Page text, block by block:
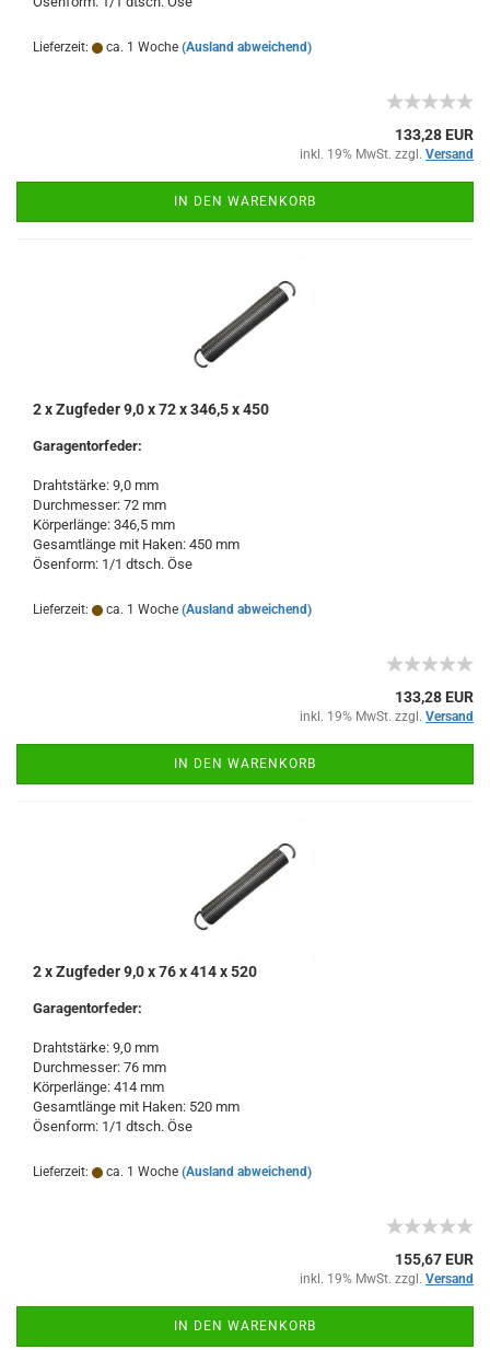
Lieferzeit: ca. 1 Woche (Ausland abweichend)
133,28 EUR
inkl. 19% MwSt. zzgl. Versand
IN DEN WARENKORB
2 x Zugfeder 9,0 x 72 x 346,5 x 450
Garagentorfeder:
Drahtstärke: 9,0 mm
Durchmesser: 72 mm
Körperlänge: 346,5 mm
Gesamtlänge mit Haken: 450 mm
Ösenform: 1/1 dtsch. Öse
Lieferzeit: ca. 1 Woche (Ausland abweichend)
133,28 EUR
inkl. 19% MwSt. zzgl. Versand
IN DEN WARENKORB
2 x Zugfeder 9,0 x 76 x 414 x 520
Garagentorfeder:
Drahtstärke: 9,0 mm
Durchmesser: 76 mm
Körperlänge: 414 mm
Gesamtlänge mit Haken: 520 mm
Ösenform: 1/1 dtsch. Öse
Lieferzeit: ca. 1 Woche (Ausland abweichend)
155,67 EUR
inkl. 19% MwSt. zzgl. Versand
IN DEN WARENKORB